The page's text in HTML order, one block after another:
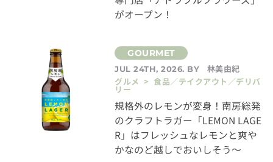
がオープン！
JUL 24TH, 2026. BY
林美由紀
グルメ > 食品／テイクアウト／デリバ
リー
規格外のレモンが変身！南房総発
のクラフトラガー「LEMON LAGE
R」はフレッシュなレモンと爽や
かなのど越しでおいしそう～